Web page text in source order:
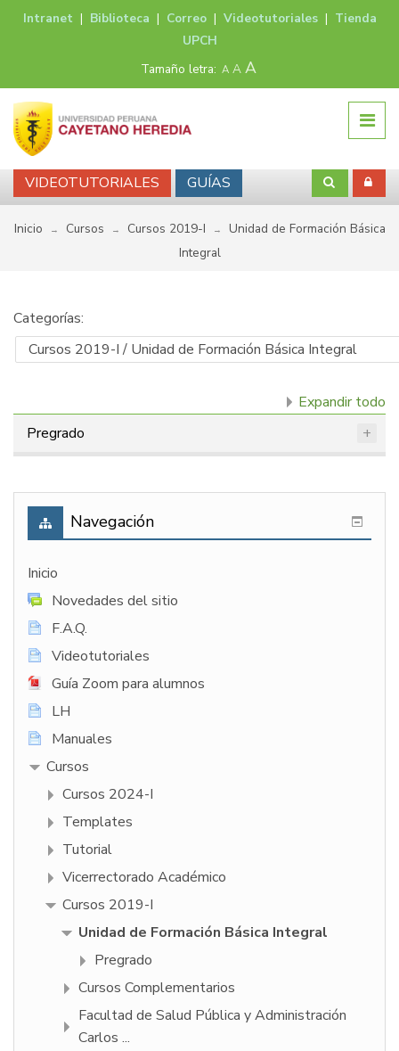
Intranet | Biblioteca | Correo| Videotutoriales| Tienda
UPCH
Tamaño letra: A A A
VIDEOTUTORIALES GUÍAS
Inicio → Cursos → Cursos 2019-I →
Unidad de Formación Básica
Integral
Categorías:
Expandir todo
Pregrado
Navegación
Inicio
Novedades del sitio
F.A.Q.
Videotutoriales
Guía Zoom para alumnos
LH
Manuales
Cursos
Cursos 2024-I
Templates
Tutorial
Vicerrectorado Académico
Cursos 2019-I
Unidad de Formación Básica Integral
Pregrado
Cursos Complementarios
Facultad de Salud Pública y Administración
Carlos ...